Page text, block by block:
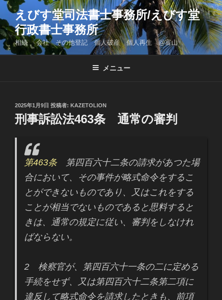
コ
ン
テ
ン
ツ
えびす堂司法書士事務所/えびす堂
行政書士事務所
相続 会社 その他登記 個人破産 個人再生 @富山
メニュー
投
稿
日:
2025年1月9日 投稿者: KAZETOLION
刑事訴訟法463条 通常の審判
第463条第四百六十二条の請求があつた場
合において、その事件が略式命令をするこ
とができないものであり、又はこれをする
ことが相当でないものであると思料すると
きは、通常の規定に従い、審判をしなけれ
ばならない。
2 検察官が、第四百六十一条の二に定める
手続をせず、又は第四百六十二条第二項に
違反して略式命令を請求したときも、前項